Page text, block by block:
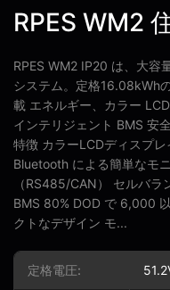
RPES WM2
RPES WM2 IP20 は、大容
システム。定格16.08kWh
載 エネルギー、カラー
インテリジェント BMS 安
特徴 カラーLCDディスプ
Bluetooth による簡単なモ
（RS485/CAN） セルバラ
BMS 80% DOD で 6,000
クトなデザイン モ...
定格電圧: